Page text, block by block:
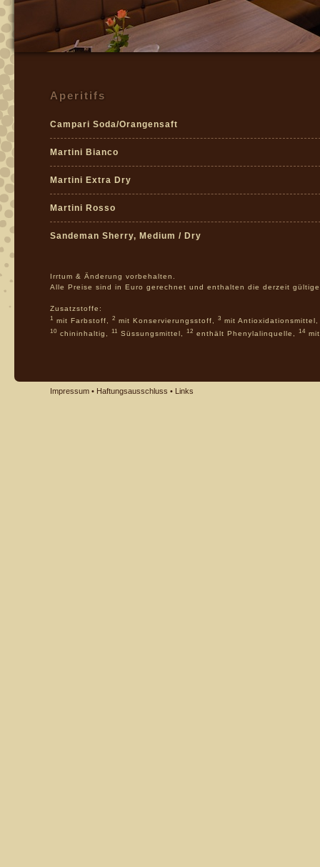
Aperitifs
Campari Soda/Orangensaft
Martini Bianco
Martini Extra Dry
Martini Rosso
Sandeman Sherry, Medium / Dry
Irrtum & Änderung vorbehalten.
Alle Preise sind in Euro gerechnet und enthalten die derzeit
Zusatzstoffe:
1 mit Farbstoff, 2 mit Konservierungsstoff, 3 mit
10 chininhaltig, 11 Süssungsmittel, 12 enthält Phenylalinquelle, 14
Impressum • Haftungsausschluss • Links